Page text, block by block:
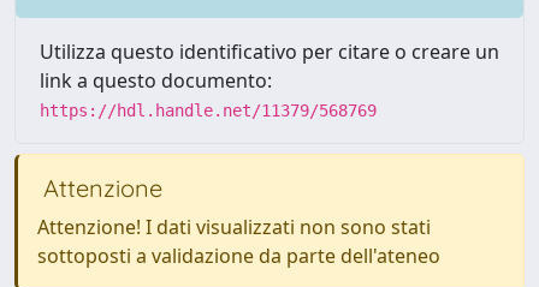
Utilizza questo identificativo per citare o creare un
link a questo documento:
https://hdl.handle.net/11379/568769
Attenzione
Attenzione! I dati visualizzati non sono stati
sottoposti a validazione da parte dell'ateneo